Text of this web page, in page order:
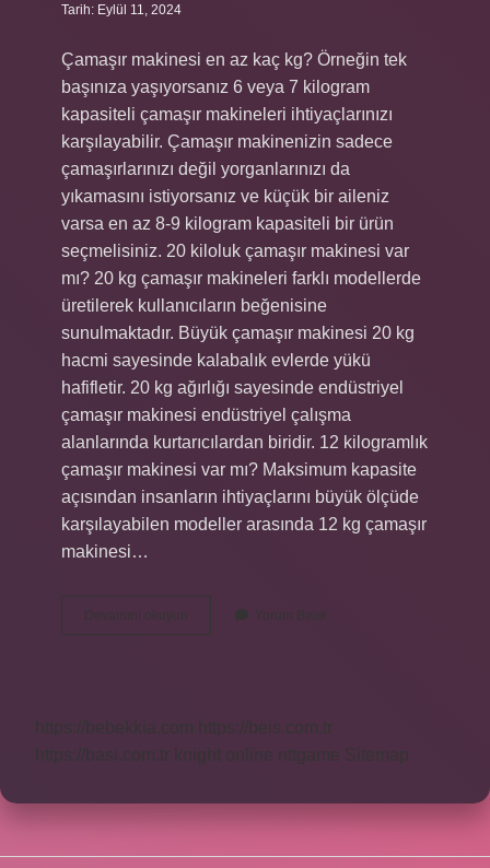
Tarih: Eylül 11, 2024
Çamaşır makinesi en az kaç kg? Örneğin tek
başınıza yaşıyorsanız 6 veya 7 kilogram
kapasiteli çamaşır makineleri ihtiyaçlarınızı
karşılayabilir. Çamaşır makinenizin sadece
çamaşırlarınızı değil yorganlarınızı da
yıkamasını istiyorsanız ve küçük bir aileniz
varsa en az 8-9 kilogram kapasiteli bir ürün
seçmelisiniz. 20 kiloluk çamaşır makinesi var
mı? 20 kg çamaşır makineleri farklı modellerde
üretilerek kullanıcıların beğenisine
sunulmaktadır. Büyük çamaşır makinesi 20 kg
hacmi sayesinde kalabalık evlerde yükü
hafifletir. 20 kg ağırlığı sayesinde endüstriyel
çamaşır makinesi endüstriyel çalışma
alanlarında kurtarıcılardan biridir. 12 kilogramlık
çamaşır makinesi var mı? Maksimum kapasite
açısından insanların ihtiyaçlarını büyük ölçüde
karşılayabilen modeller arasında 12 kg çamaşır
makinesi…
Devamını okuyun
Kiloluk
Yorum Bırak
https://bebekkia.com
https://beis.com.tr
https://basi.com.tr
knight online nttgame Sitemap